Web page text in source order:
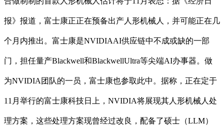
报》报道，富士康正正在预备出产人形机械人，并可能正在几
个月内推出。富士康是NVIDIAAI供应链中不成或缺的一部
门，担任量产Blackwell和BlackwellUltra等尖端AI办事器。做
为NVIDIA团队的一员，富士康也参取此中。据称，正在定于
11月举行的富士康科技日上，NVIDIA将展现其人形机械人处
理方案，这些处理方案现曾经过改良，配备了硕士（LLM）